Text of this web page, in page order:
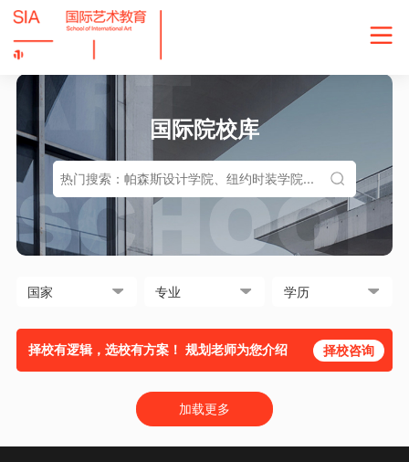
国际院校库
择校有逻辑，选校有方案！ 规划老师为您介绍 择校咨询
加载更多